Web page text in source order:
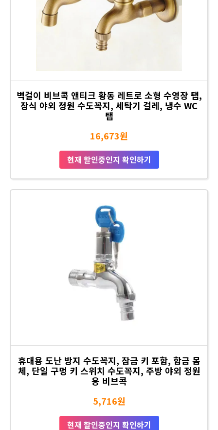
벽걸이 비브콕 앤티크 황동 레트로 소형 수영장 탭,
장식 야외 정원 수도꼭지, 세탁기 걸레, 냉수 WC
탭
16,673원
현재 할인중인지 확인하기
휴대용 도난 방지 수도꼭지, 잠금 키 포함, 합금 몸
체, 단일 구멍 키 스위치 수도꼭지, 주방 야외 정원
용 비브콕
5,716원
현재 할인중인지 확인하기